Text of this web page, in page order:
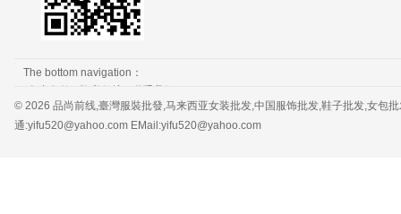
The bottom navigation：
© 2026 品尚前线,臺灣服裝批發,马来西亚女装批发,中国服饰批发,鞋子批发,女
通:yifu520@yahoo.com EMail:yifu520@yahoo.com